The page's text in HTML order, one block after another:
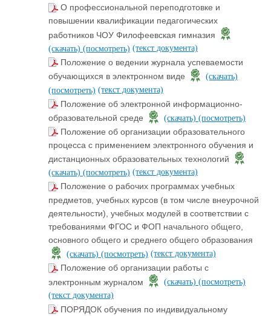
О профессиональной переподготовке и
повышении квалификации педагогических
работников ЧОУ Филофеевская гимназия
(скачать) (посмотреть) (текст документа)
Положение о ведении журнала успеваемости
обучающихся в электронном виде
(скачать)
(посмотреть) (текст документа)
Положение об электронной информационно-
образовательной среде
(скачать) (посмотреть)
Положение об организации образовательного
процесса с применением электронного обучения и
дистанционных образовательных технологий
(скачать) (посмотреть) (текст документа)
Положение о рабочих программах учебных
предметов, учебных курсов (в том числе внеурочной
деятельности), учебных модулей в соответствии с
требованиями ФГОС и ФОП начального общего,
основного общего и среднего общего образования
(скачать) (посмотреть) (текст документа)
Положение об организации работы с
электронным журналом
(скачать) (посмотреть)
(текст документа)
ПОРЯДОК обучения по индивидуальному